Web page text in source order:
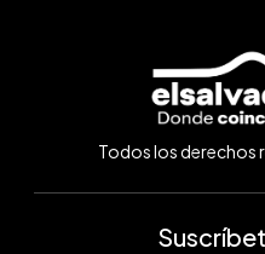
Todos los derechos